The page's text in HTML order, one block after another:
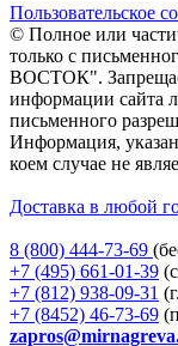
Пользовательское
© Полное или
только с
ВОСТОК".
информации сайта
письменного
Информация,
коем случае не
Доставка в любой
8 (800) 444-73-69
+7 (495) 661-01-39
+7 (812) 938-09-31
+7 (8452) 46-73-69